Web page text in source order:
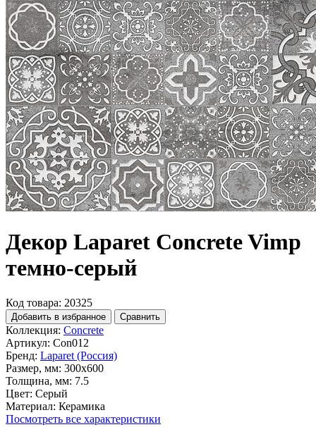
Декор Laparet Concrete Vimp
темно-серый
Код товара: 20325
Добавить в избранное Сравнить
Коллекция: Concrete
Артикул: Con012
Бренд: Laparet (Россия)
Размер, мм: 300x600
Толщина, мм: 7.5
Цвет: Серый
Материал: Керамика
Посмотреть все характеристики